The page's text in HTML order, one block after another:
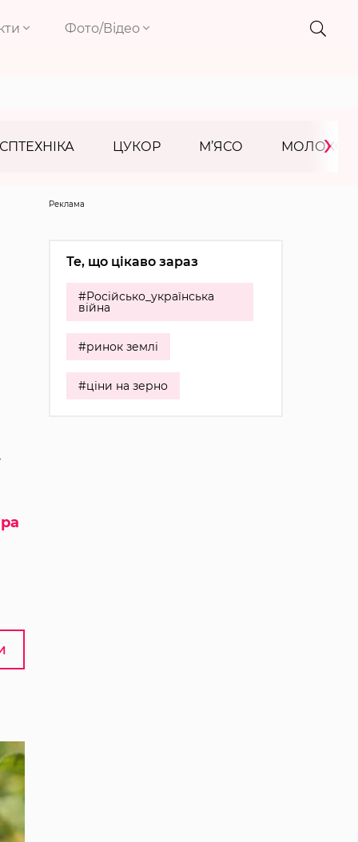
Фото/Відео
ЦУКОР М’ЯСО МОЛОКО
›
Реклама
Те, що цікаво зараз
#Російсько_українська
війна
#ринок землі
#ціни на зерно